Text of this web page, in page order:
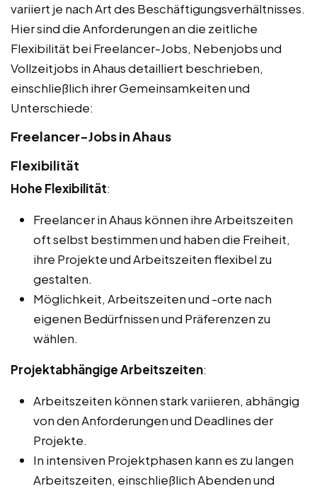
variiert je nach Art des Beschäftigungsverhältnisses.
Hier sind die Anforderungen an die zeitliche
Flexibilität bei Freelancer-Jobs, Nebenjobs und
Vollzeitjobs in Ahaus detailliert beschrieben,
einschließlich ihrer Gemeinsamkeiten und
Unterschiede:
Freelancer-Jobs in Ahaus
Flexibilität
Hohe Flexibilität:
Freelancer in Ahaus können ihre Arbeitszeiten
oft selbst bestimmen und haben die Freiheit,
ihre Projekte und Arbeitszeiten flexibel zu
gestalten.
Möglichkeit, Arbeitszeiten und -orte nach
eigenen Bedürfnissen und Präferenzen zu
wählen.
Projektabhängige Arbeitszeiten:
Arbeitszeiten können stark variieren, abhängig
von den Anforderungen und Deadlines der
Projekte.
In intensiven Projektphasen kann es zu langen
Arbeitszeiten, einschließlich Abenden und